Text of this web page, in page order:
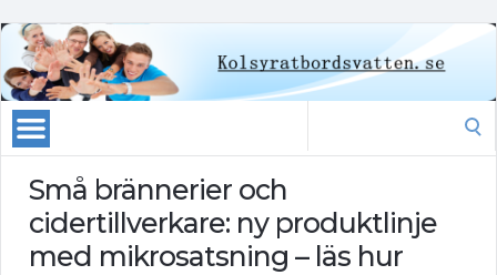
Små brännerier och
cidertillverkare: ny produktlinje
med mikrosatsning – läs hur